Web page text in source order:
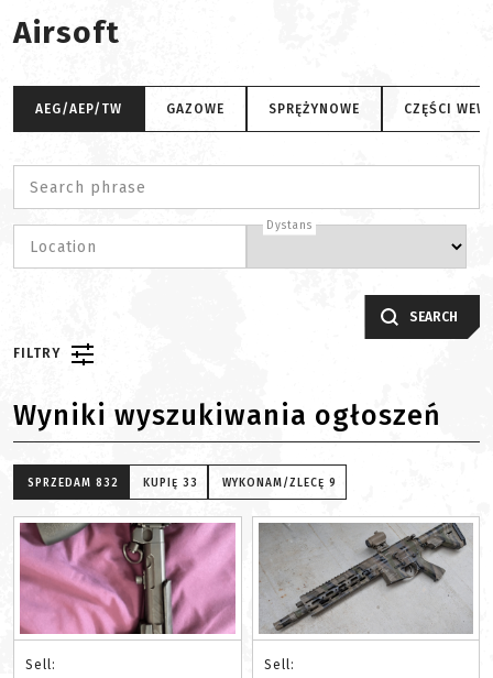
Airsoft
AEG/AEP/TW GAZOWE SPRĘŻYNOWE CZĘŚCI
Search phrase
Location
Dystans
SEARCH
FILTRY
Wyniki wyszukiwania ogłoszeń
SPRZEDAM 832 KUPIĘ 33 WYKONAM/ZLECĘ 9
Sell: Sell: